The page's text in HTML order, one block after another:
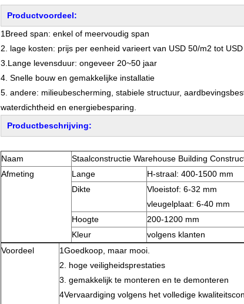
Productvoordeel:
1Breed span: enkel of meervoudig span
2. lage kosten: prijs per eenheid varieert van USD 50/m2 tot
3.Lange levensduur: ongeveer 20~50 jaar
4. Snelle bouw en gemakkelijke installatie
5. andere: milieubescherming, stabiele structuur,
waterdichtheid en energiebesparing.
Productbeschrijving:
Naam
Staalconstructie Warehouse Building
Afmeting
Lange
H-straal: 400-1500 mm
Dikte
Vloeistof: 6-32 mm
vleugelplaat: 6-40 mm
Hoogte
200-1200 mm
Kleur
volgens klanten
Voordeel
1Goedkoop, maar mooi.
2. hoge veiligheidsprestaties
3. gemakkelijk te monteren en te demonteren
4Vervaardiging volgens het volledige